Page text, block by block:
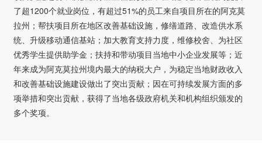
了超1200个就业岗位，有超过51%的员工来自项目所在的阿克莫
拉州；帮扶项目所在地区改善基础设施，修缮道路、改造供水系
统、升级移动通信基站；加大教育支持力度，维修校舍、为社区
优秀学生提供助学金；扶持和带动项目当地中小企业发展等；近
年来成为阿克莫拉州境内最大的纳税大户，为稳定当地财政收入
和改善基础设施建设做出了突出贡献；因在可持续发展方面的多
项举措和突出贡献，获得了当地各级政府机关和机构组织颁发的
多个奖项。